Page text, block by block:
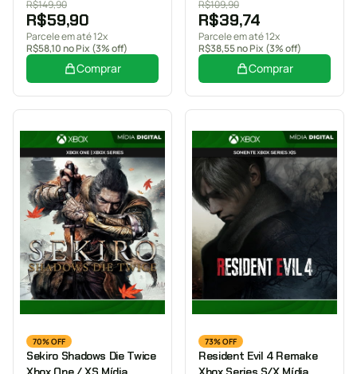
R$149,90
R$59,90
Parcele em até 12x
R$58,10no Pix (3% off)
Comprar
R$109,90
R$39,74
Parcele em até 12x
R$38,55no Pix (3% off)
Comprar
70% OFF
Sekiro Shadows Die Twice
73% OFF
Resident Evil 4 Remake